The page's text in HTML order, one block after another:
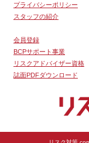
プライバシーポリシー
スタッフの紹介
会員登録
BCPサポート事業
リスクアドバイザー資格
誌面PDFダウンロード